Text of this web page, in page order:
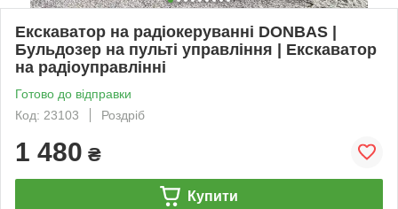
Екскаватор на радіокеруванні DONBAS |
Бульдозер на пульті управління | Екскаватор
на радіоуправлінні
Готово до відправки
Код: 23103
Роздріб
1 480 ₴
Купити